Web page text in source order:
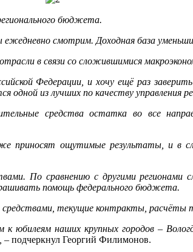
бюджета.
смотрим. Доходная база
в связи со сложившимися
Федерации, и хочу ещё раз
одной из лучших по качеству управления
средства остатка во все
приносят ощутимые результаты, и в
По сравнению с другими регионами
помощь федерального бюджета.
текущие контракты,
наших крупных городов –
– подчеркнул Георгий Филимонов.